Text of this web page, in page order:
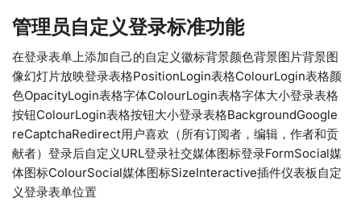
管理员自定义登录标准功能
在登录表单上添加自己的自定义徽标背景颜色背景图片背景图
像幻灯片放映登录表格PositionLogin表格ColourLogin表格颜
色OpacityLogin表格字体ColourLogin表格字体大小登录表格
按钮ColourLogin表格按钮大小登录表格BackgroundGoogle
reCaptchaRedirect用户喜欢（所有订阅者，编辑，作者和贡
献者）登录后自定义URL登录社交媒体图标登录FormSocial媒
体图标ColourSocial媒体图标SizeInteractive插件仪表板自定
义登录表单位置